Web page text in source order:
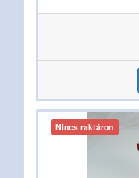
Nincs raktáron